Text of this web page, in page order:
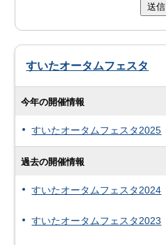
送信
すいたオータムフェスタ
今年の開催情報
すいたオータムフェスタ2025
過去の開催情報
すいたオータムフェスタ2024
すいたオータムフェスタ2023